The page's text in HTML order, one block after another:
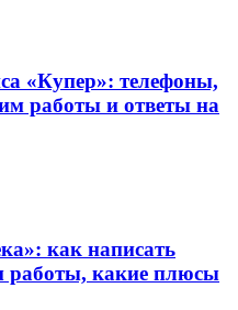
«Купер»: телефоны,
работы и ответы на
как написать
работы, какие плюсы